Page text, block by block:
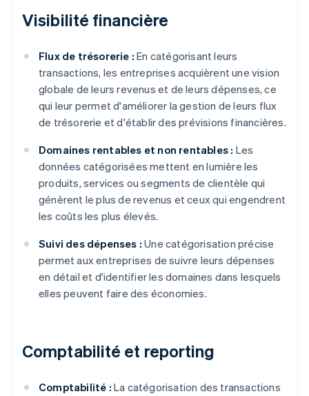
Visibilité financière
Flux de trésorerie : En catégorisant leurs
transactions, les entreprises acquièrent une vision
globale de leurs revenus et de leurs dépenses, ce
qui leur permet d'améliorer la gestion de leurs flux
de trésorerie et d'établir des prévisions financières.
Domaines rentables et non rentables : Les
données catégorisées mettent en lumière les
produits, services ou segments de clientèle qui
génèrent le plus de revenus et ceux qui engendrent
les coûts les plus élevés.
Suivi des dépenses : Une catégorisation précise
permet aux entreprises de suivre leurs dépenses
en détail et d'identifier les domaines dans lesquels
elles peuvent faire des économies.
Comptabilité et reporting
Comptabilité : La catégorisation des transactions